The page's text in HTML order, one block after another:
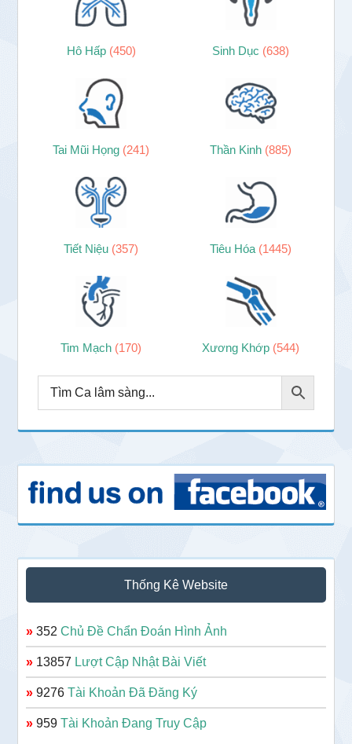
Hô Hấp (450) Sinh Dục (638)
Tai Mũi Họng (241) Thần Kinh (885)
Tiết Niệu (357) Tiêu Hóa (1445)
Tim Mạch (170) Xương Khớp (544)
Thống Kê Website
» 352Chủ Đề Chẩn Đoán Hình Ảnh
» 13857 Lượt Cập Nhật Bài Viết
» 9276Tài Khoản Đã Đăng Ký
» 959Tài Khoản Đang Truy Cập